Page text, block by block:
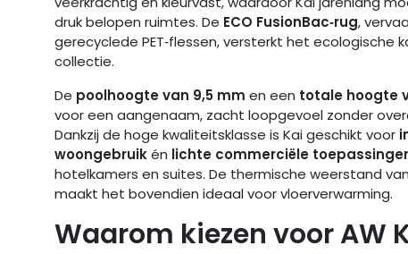
druk belopen ruimtes. De ECO FusionBac‑rug,
gerecyclede PET‑flessen, versterkt het ecologische
collectie.
De poolhoogte van 9,5 mm en een totale hoogte
voor een aangenaam, zacht loopgevoel zonder
Dankzij de hoge kwaliteitsklasse is Kai geschikt voor
woongebruikén lichte commerciële
hotelkamers en suites. De thermische weerstand van
maakt het bovendien ideaal voor vloerverwarming.
Waarom kiezen voor AW